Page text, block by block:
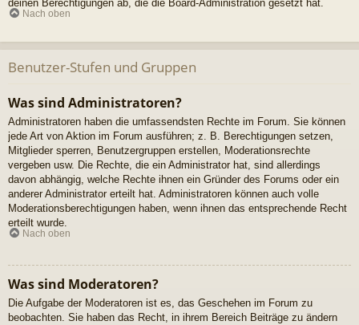
deinen Berechtigungen ab, die die Board-Administration gesetzt hat.
Nach oben
Benutzer-Stufen und Gruppen
Was sind Administratoren?
Administratoren haben die umfassendsten Rechte im Forum. Sie können
jede Art von Aktion im Forum ausführen; z. B. Berechtigungen setzen,
Mitglieder sperren, Benutzergruppen erstellen, Moderationsrechte
vergeben usw. Die Rechte, die ein Administrator hat, sind allerdings
davon abhängig, welche Rechte ihnen ein Gründer des Forums oder ein
anderer Administrator erteilt hat. Administratoren können auch volle
Moderationsberechtigungen haben, wenn ihnen das entsprechende Recht
erteilt wurde.
Nach oben
Was sind Moderatoren?
Die Aufgabe der Moderatoren ist es, das Geschehen im Forum zu
beobachten. Sie haben das Recht, in ihrem Bereich Beiträge zu ändern